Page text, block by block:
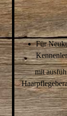
Für
mit